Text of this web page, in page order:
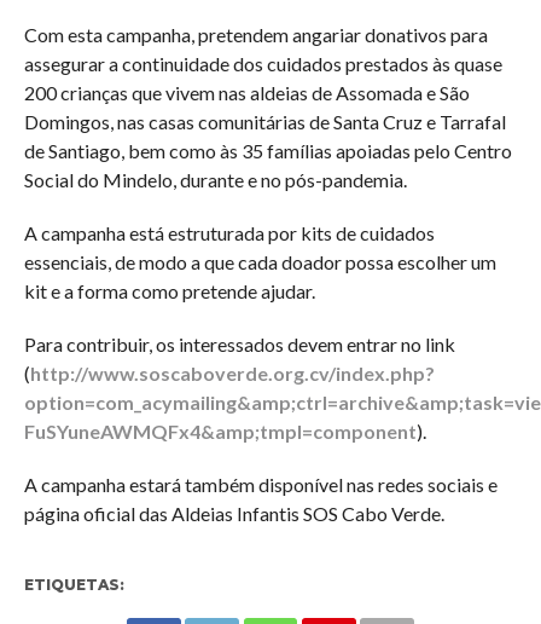
Com esta campanha, pretendem angariar donativos para
assegurar a continuidade dos cuidados prestados às quase
200 crianças que vivem nas aldeias de Assomada e São
Domingos, nas casas comunitárias de Santa Cruz e Tarrafal
de Santiago, bem como às 35 famílias apoiadas pelo Centro
Social do Mindelo, durante e no pós-pandemia.
A campanha está estruturada por kits de cuidados
essenciais, de modo a que cada doador possa escolher um
kit e a forma como pretende ajudar.
Para contribuir, os interessados devem entrar no link
(http://www.soscaboverde.org.cv/index.php?
FuSYuneAWMQFx4&amp;tmpl=component).
A campanha estará também disponível nas redes sociais e
página oficial das Aldeias Infantis SOS Cabo Verde.
ETIQUETAS: